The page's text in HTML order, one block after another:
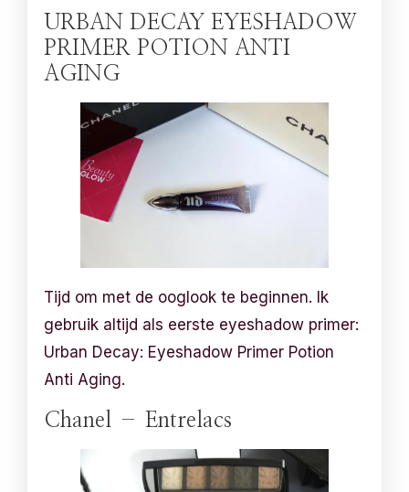
URBAN DECAY EYESHADOW
PRIMER POTION ANTI
AGING
Tijd om met de ooglook te beginnen. Ik
gebruik altijd als eerste eyeshadow primer:
Urban Decay: Eyeshadow Primer Potion
Anti Aging.
Chanel – Entrelacs